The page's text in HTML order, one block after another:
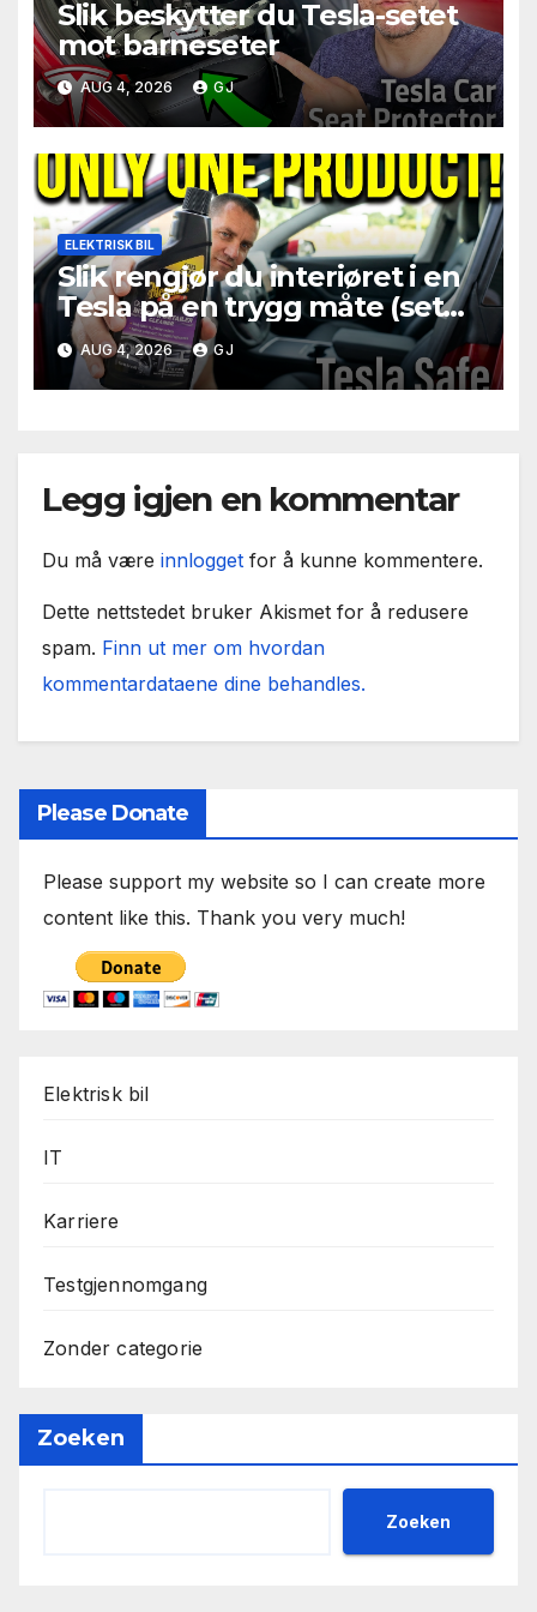
Slik beskytter du Tesla-setet
mot barneseter
AUG 4, 2026 GJ
ELEKTRISK BIL
Slik rengjør du interiøret i en
Tesla på en trygg måte (seter,
ratt, skjerm)
AUG 4, 2026 GJ
Legg igjen en kommentar
Du må være innlogget for å kunne kommentere.
Dette nettstedet bruker Akismet for å redusere
spam. Finn ut mer om hvordan
kommentardataene dine behandles.
Please Donate
Please support my website so I can create more
content like this. Thank you very much!
Elektrisk bil
IT
Karriere
Testgjennomgang
Zonder categorie
Zoeken
Zoeken